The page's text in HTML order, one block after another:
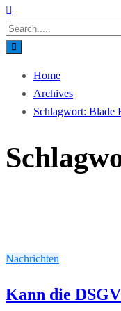
Home
Archives
Schlagwort: Blade
Nachrichten
Kann die